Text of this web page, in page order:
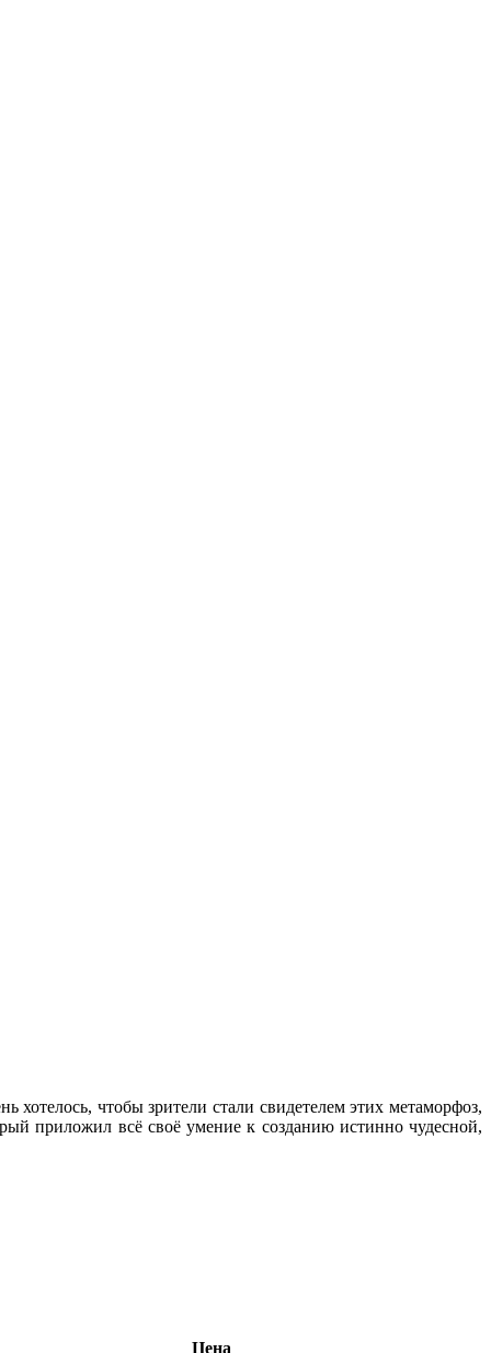
чтобы зрители стали свидетелем этих метаморфоз,
приложил всё своё умение к созданию истинно чудесной,
Цена